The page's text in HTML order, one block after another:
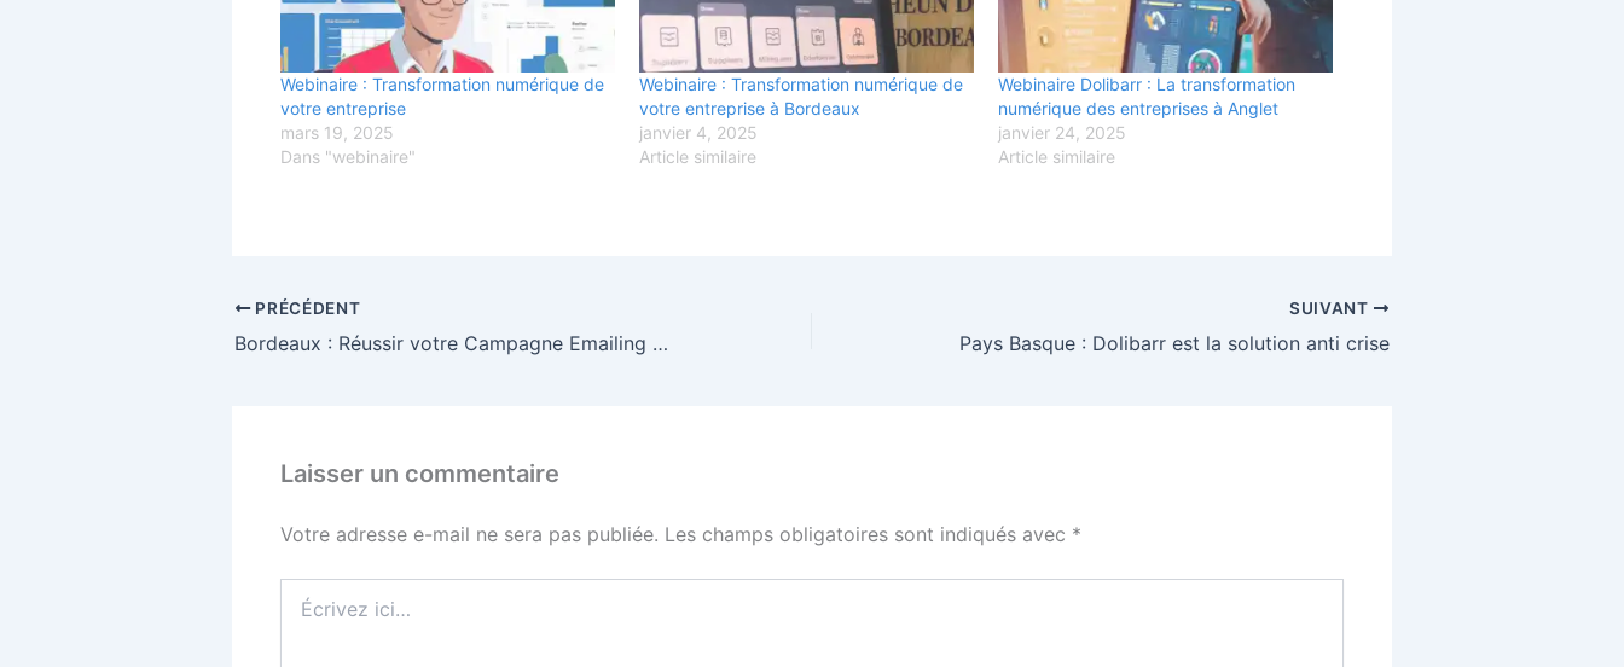
Webinaire : Transformation numérique de
votre entreprise
mars 19, 2025
Dans "webinaire"
Webinaire : Transformation numérique de
votre entreprise à Bordeaux
janvier 4, 2025
Article similaire
Webinaire Dolibarr : La transformation
numérique des entreprises à Anglet
janvier 24, 2025
Article similaire
PRÉCÉDENT
Bordeaux : Réussir votre Campagne Emailing avec Dolibarr
SUIVANT
Pays Basque : Dolibarr est la solution anti crise
Laisser un commentaire
Votre adresse e-mail ne sera pas publiée. Les champs obligatoires sont indiqués avec *
ici…